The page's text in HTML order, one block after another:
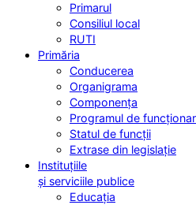
Primarul
Consiliul local
RUTI
Primăria
Conducerea
Organigrama
Componența
Programul de
Statul de funcții
Extrase din legislație
Instituțiile
și serviciile publice
Educația